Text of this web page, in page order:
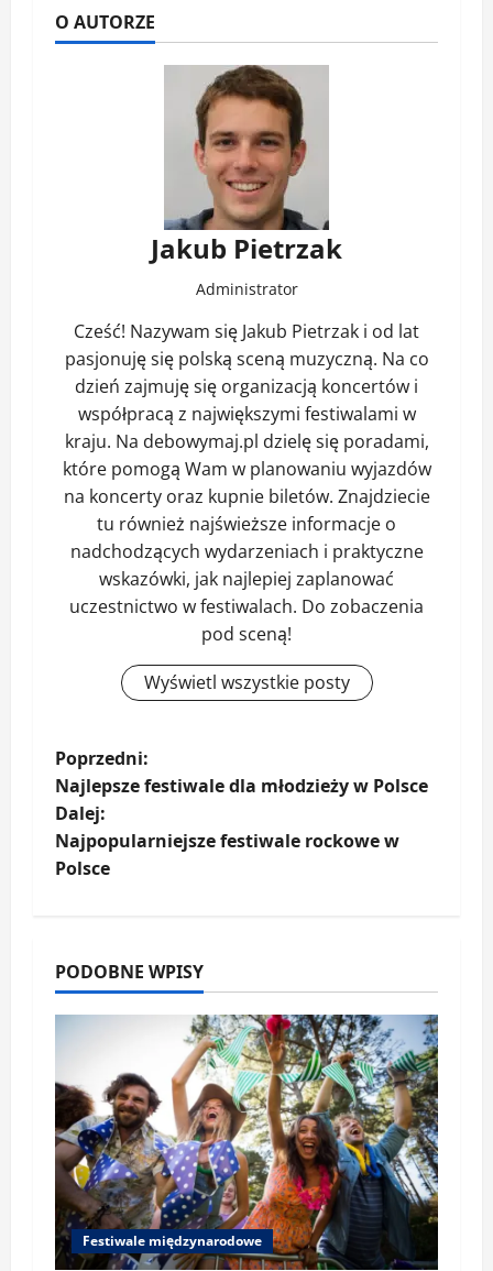
O AUTORZE
Jakub Pietrzak
Administrator
Cześć! Nazywam się Jakub Pietrzak i od lat
pasjonuję się polską sceną muzyczną. Na co
dzień zajmuję się organizacją koncertów i
współpracą z największymi festiwalami w
kraju. Na debowymaj.pl dzielę się poradami,
które pomogą Wam w planowaniu wyjazdów
na koncerty oraz kupnie biletów. Znajdziecie
tu również najświeższe informacje o
nadchodzących wydarzeniach i praktyczne
wskazówki, jak najlepiej zaplanować
uczestnictwo w festiwalach. Do zobaczenia
pod sceną!
Wyświetl wszystkie posty
Z
o
b
z
w
p
i
s
y
Poprzedni:
Najlepsze festiwale dla młodzieży w Polsce
Dalej:
Najpopularniejsze festiwale rockowe w
Polsce
PODOBNE WPISY
Festiwale międzynarodowe